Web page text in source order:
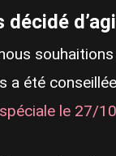
a été
le 27/